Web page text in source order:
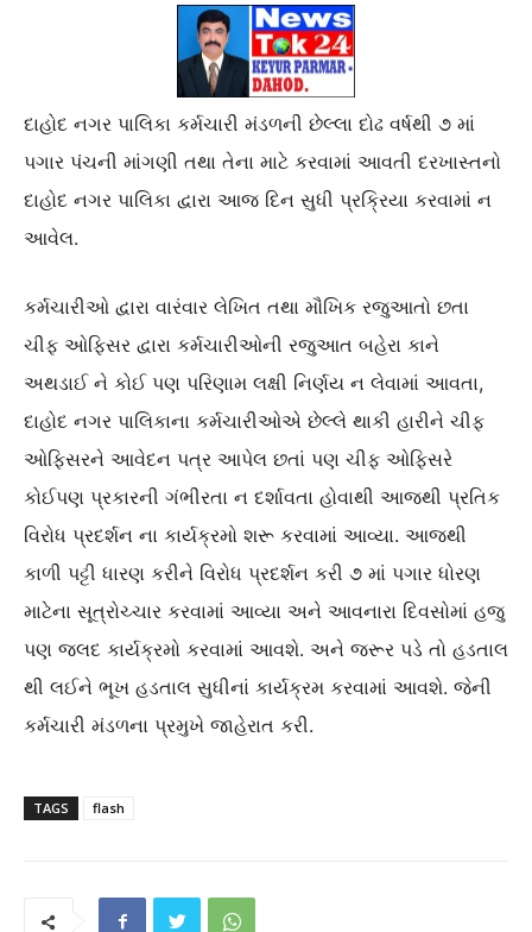
દાહોદ નગર પાલિકા કર્મચારી મંડળની છેલ્લા દોઢ વર્ષથી ૭ માં
પગાર પંચની માંગણી તથા તેના માટે કરવામાં આવતી દરખાસ્તનો
દાહોદ નગર પાલિકા દ્વારા આજ દિન સુધી પ્રક્રિયા કરવામાં ન
આવેલ.
કર્મચારીઓ દ્વારા વારંવાર લેખિત તથા મૌખિક રજુઆતો છતા
ચીફ ઓફિસર દ્વારા કર્મચારીઓની રજુઆત બહેરા કાને
અથડાઈ ને કોઈ પણ પરિણામ લક્ષી નિર્ણય ન લેવામાં આવતા,
દાહોદ નગર પાલિકાના કર્મચારીઓએ છેલ્લે થાકી હારીને ચીફ
ઓફિસરને આવેદન પત્ર આપેલ છતાં પણ ચીફ ઓફિસરે
કોઈપણ પ્રકારની ગંભીરતા ન દર્શાવતા હોવાથી આજથી પ્રતિક
વિરોધ પ્રદર્શન ના કાર્યક્રમો શરૂ કરવામાં આવ્યા. આજથી
કાળી પટ્ટી ધારણ કરીને વિરોધ પ્રદર્શન કરી ૭ માં પગાર ધોરણ
માટેના સૂત્રોચ્ચાર કરવામાં આવ્યા અને આવનારા દિવસોમાં હજુ
પણ જલદ કાર્યક્રમો કરવામાં આવશે. અને જરૂર પડે તો હડતાલ
થી લઈને ભૂખ હડતાલ સુધીનાં કાર્યક્રમ કરવામાં આવશે. જેની
કર્મચારી મંડળના પ્રમુખે જાહેરાત કરી.
TAGS flash